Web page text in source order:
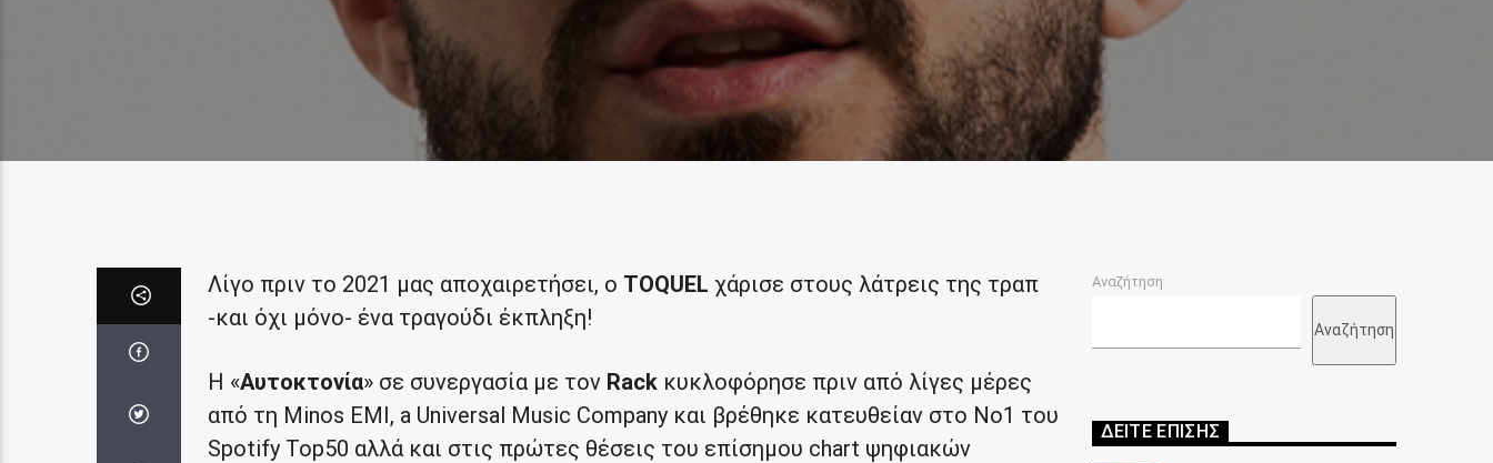
Λίγο πριν το 2021 μας αποχαιρετήσει, ο TOQUEL χάρισε στους λάτρεις της τραπ
-και όχι μόνο- ένα τραγούδι έκπληξη!
Η «Αυτοκτονία» σε συνεργασία με τον Rackκυκλοφόρησε πριν από λίγες μέρες
από τη Minos EMI, a Universal Music Company και βρέθηκε κατευθείαν στο Νο1 του
Spotify Top50 αλλά και στις πρώτες θέσεις του επίσημου chart ψηφιακών
Αναζήτηση
Αναζήτηση
ΔΕΙΤΕ ΕΠΙΣΗΣ